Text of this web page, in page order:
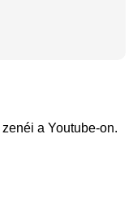
a Youtube-on.